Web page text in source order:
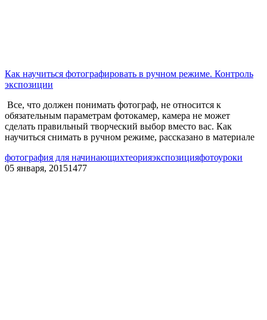
Как научиться фотографировать в ручном режиме. Контроль
экспозиции
Все, что должен понимать фотограф, не относится к
обязательным параметрам фотокамер, камера не может
сделать правильный творческий выбор вместо вас. Как
научиться снимать в ручном режиме, рассказано в материале
фотография для начинающихтеорияэкспозицияфотоуроки
05 января, 20151477